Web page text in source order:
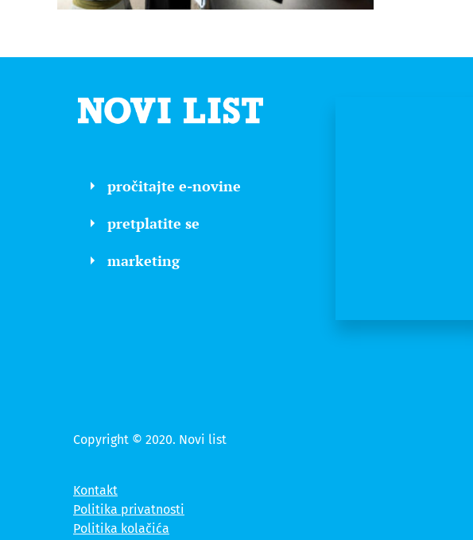
pročitajte e-novine
pretplatite se
marketing
Copyright © 2020. Novi list
Kontakt
Politika privatnosti
Politika kolačića